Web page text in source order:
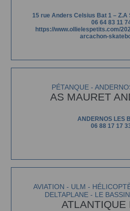
15 rue Anders Celsius Bat 1 – Z.A
06 64 83 11
https://www.ollielespetits.com/
arcachon-
PÉTANQUE -
AS MAURET
ANDERNOS LES
06 88 17 17
AVIATION - ULM -
DELTAPLANE - LE
ATLANTIQUE